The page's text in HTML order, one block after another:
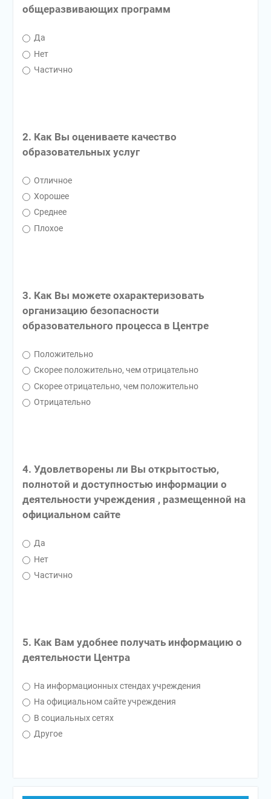
общеразвивающих программ
Да
Нет
Частично
2. Как Вы оцениваете качество
образовательных услуг
Отличное
Хорошее
Среднее
Плохое
3. Как Вы можете охарактеризовать
организацию безопасности
образовательного процесса в Центре
Положительно
Скорее положительно, чем отрицательно
Скорее отрицательно, чем положительно
Отрицательно
4. Удовлетворены ли Вы открытостью,
полнотой и доступностью информации о
деятельности учреждения , размещенной на
официальном сайте
Да
Нет
Частично
5. Как Вам удобнее получать информацию о
деятельности Центра
На информационных стендах учреждения
На официальном сайте учреждения
В социальных сетях
Другое